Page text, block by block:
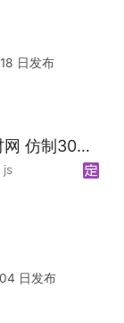
日发布
小7游戏素材网 仿制30GM 加优化
js
日发布